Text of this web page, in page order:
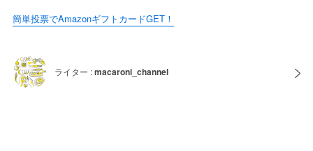
簡単投票でAmazonギフトカードGET！
ライター :macaroni_channel